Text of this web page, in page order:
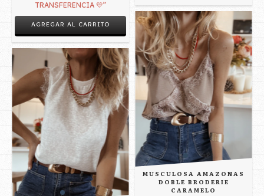
TRANSFERENCIA 💛”
AGREGAR AL CARRITO
MUSCULOSA AMAZONAS
DOBLE BRODERIE
CARAMELO